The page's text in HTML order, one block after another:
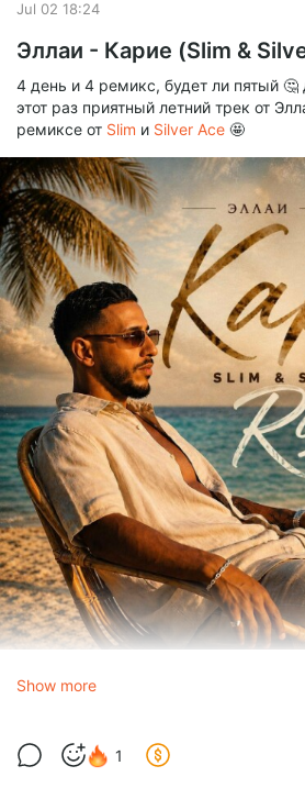
mp3
8.34 Mb
mp3
10.52 Mb
Jul 02 18:24
Эллаи - Карие (Slim &
4 день и 4 ремикс, будет ли пятый 🤔
этот раз приятный летний трек от
ремиксе от Slim и Silver Ace 🤩
Эллаи
1.0x
Show more
1